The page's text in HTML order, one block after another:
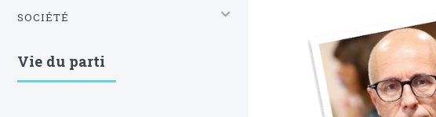
SOCIÉTÉ
Vie du parti